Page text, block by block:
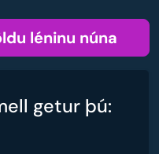
léninu núna
getur þú: